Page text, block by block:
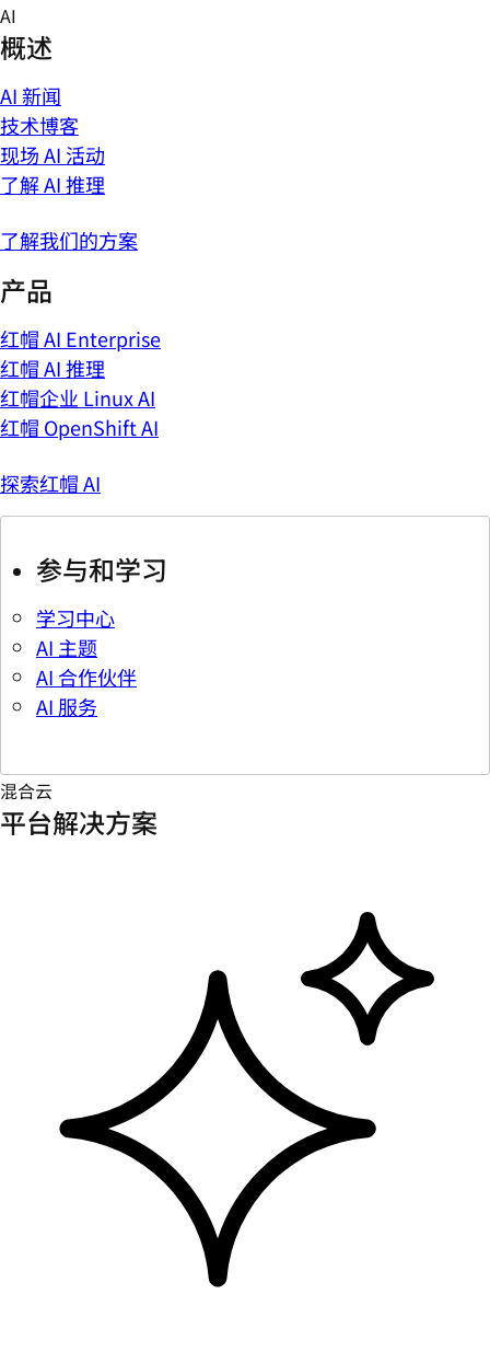
Skip
to
content
AI
概述
AI 新闻
技术博客
现场 AI 活动
了解 AI 推理
了解我们的方案
产品
红帽 AI Enterprise
红帽 AI 推理
红帽企业 Linux AI
红帽 OpenShift AI
探索红帽 AI
参与和学习
学习中心
AI 主题
AI 合作伙伴
AI 服务
混合云
平台解决方案